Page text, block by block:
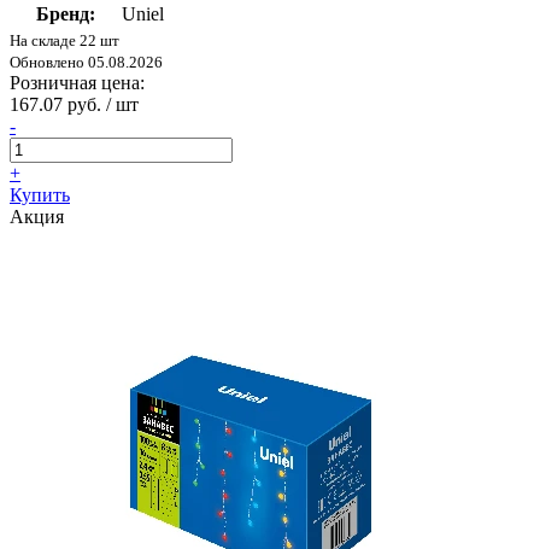
Бренд:
Uniel
На складе 22 шт
Обновлено 05.08.2026
Розничная цена:
167.07 руб. / шт
-
+
Купить
Акция